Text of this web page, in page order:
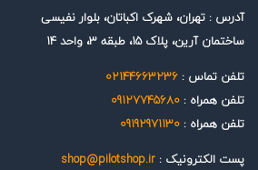
آدرس : تهران، شهرک اکباتان، بلوار نفیسی
ساختمان آرین، پلاک 15، طبقه 3، واحد 14
تلفن تماس : 02144663236
تلفن همراه : 09127745680
تلفن همراه : 09192971130
پست الکترونیک : shop@pilotshop.ir